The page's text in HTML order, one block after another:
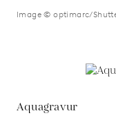
Image © optimarc/
Aquagravur